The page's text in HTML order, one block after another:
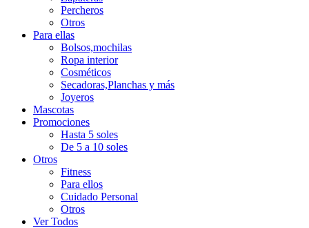
Percheros
Otros
Para ellas
Bolsos,mochilas
Ropa interior
Cosméticos
Secadoras,Planchas y más
Joyeros
Mascotas
Promociones
Hasta 5 soles
De 5 a 10 soles
Otros
Fitness
Para ellos
Cuidado Personal
Otros
Ver Todos